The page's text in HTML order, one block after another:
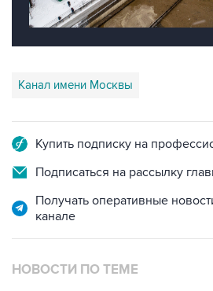
Канал имени Москвы
Купить подписку на
Подписаться на рассылку
Получать оперативные
канале
НОВОСТИ ПО ТЕМЕ